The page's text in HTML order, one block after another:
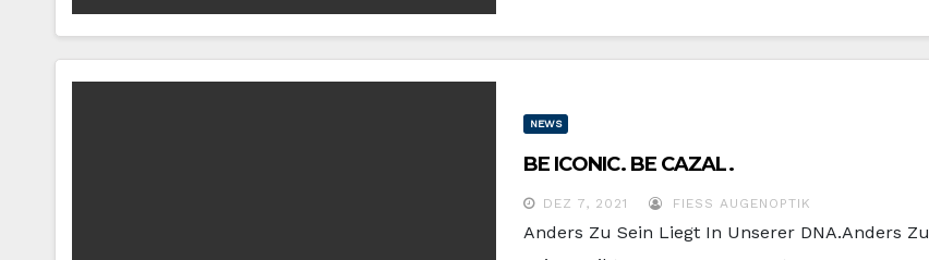
NEWS
BE ICONIC. BE CAZAL.
DEZ 7, 2021 FIESS AUGENOPTIK
Anders Zu Sein Liegt In Unserer DNA.Anders Zu